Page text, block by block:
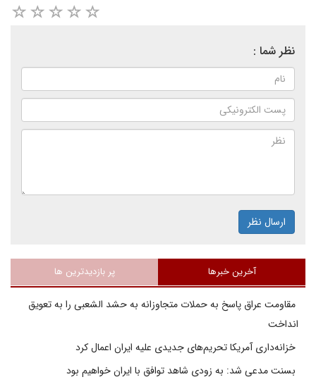
نظر شما :
ارسال نظر
آخرین خبرها پر بازدیدترین ها
مقاومت عراق پاسخ به حملات متجاوزانه به حشد الشعبی را به تعویق
انداخت
خزانه‌داری آمریکا تحریم‌های جدیدی علیه ایران اعمال کرد
بسنت مدعی شد: به زودی شاهد توافق با ایران خواهیم بود